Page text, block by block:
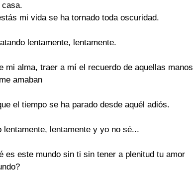
casa.
mi vida se ha tornado toda oscuridad.
lentamente, lentamente.
mi alma, traer a mí el recuerdo de aquellas manos
amaban
el tiempo se ha parado desde aquél adiós.
lentamente y yo no sé...
este mundo sin ti sin tener a plenitud tu amor